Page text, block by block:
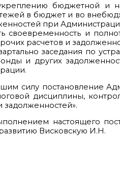
бюджетной и
в бюджет и во
при
своевременность и
расчетов и
заседания по
и других
силу постановление
дисциплины,
задолженностей».
настоящего
Висковскую И.Н.